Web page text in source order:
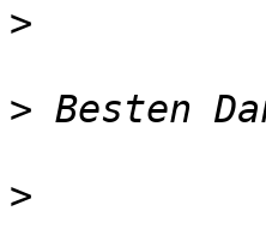
>
>
>